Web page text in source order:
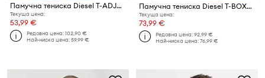
Памучна тениска Diesel T-ADJUST-R23 T-SHIRT
Текуща цена:
53,99 €
Редовна цена:102,90 €
Най-ниска цена:59,99 €
Памучна тениска Diesel T-BOXT-D
Текуща цена:
73,99 €
Редовна цена:92,99 €
Най-ниска цена:76,99 €